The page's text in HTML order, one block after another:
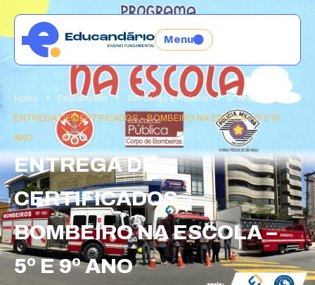
Menu
Home Educandário Atividades e Projetos
5° ANO
ENTREGA DE CERTIFICADOS – BOMBEIRO NA ESCOLA – 5º E 9º
ANO
ENTREGA DE
CERTIFICADOS –
BOMBEIRO NA ESCOLA –
5º E 9º ANO